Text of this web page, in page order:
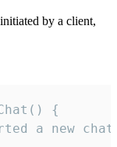
by a client,
{
a new